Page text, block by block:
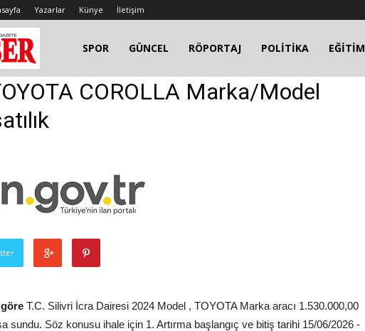
Yazarlar Künye İletişim
SPOR GÜNCEL RÖPORTAJ POLİTİKA EĞİTİM
COROLLA Marka/Model
T.C. Silivri İcra Dairesi 2024 Model , TOYOTA Marka aracı 1.530.000,00
sundu. Söz konusu ihale için 1. Artırma başlangıç ve bitiş tarihi 15/06/2026 -